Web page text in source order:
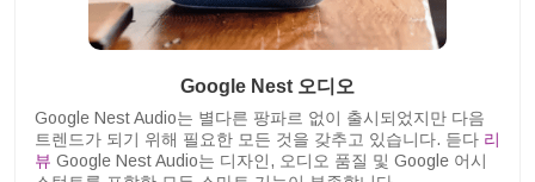
Google Nest 오디오
Google Nest Audio는 별다른 팡파르 없이 출시되었지만 다음
트렌드가 되기 위해 필요한 모든 것을 갖추고 있습니다. 듣다 리
뷰 Google Nest Audio는 디자인, 오디오 품질 및 Google 어시